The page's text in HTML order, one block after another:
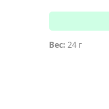
Вес:24 г